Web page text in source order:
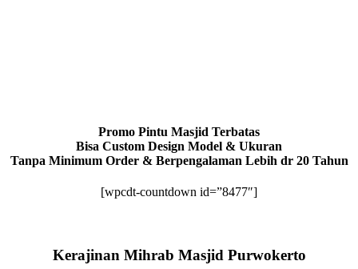
Promo Pintu Masjid Terbatas
Bisa Custom Design Model & Ukuran
Tanpa Minimum Order & Berpengalaman Lebih dr 20 Tahun
[wpcdt-countdown id=”8477″]
Kerajinan Mihrab Masjid Purwokerto